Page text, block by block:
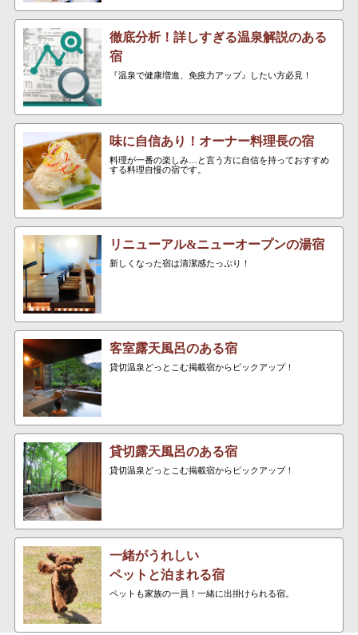
徹底分析！詳しすぎる温泉解説のある
宿
『温泉で健康増進、免疫力アップ』したい方必見！
味に自信あり！オーナー料理長の宿
料理が一番の楽しみ…と言う方に自信を持っておすすめ
する料理自慢の宿です。
リニューアル&ニューオープンの湯宿
新しくなった宿は清潔感たっぷり！
客室露天風呂のある宿
貸切温泉どっとこむ掲載宿からピックアップ！
貸切露天風呂のある宿
貸切温泉どっとこむ掲載宿からピックアップ！
一緒がうれしい
ペットと泊まれる宿
ペットも家族の一員！一緒に出掛けられる宿。